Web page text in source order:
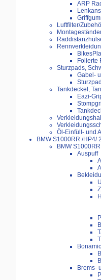
ARP
Luftfilter/
Folierte
Sturzpads,
Gabel-
Tankdeckel,
Eazi-
Öl-Einfüll- und
BMW S1000RR /HP4/
BMW
Auspuff
Brems-